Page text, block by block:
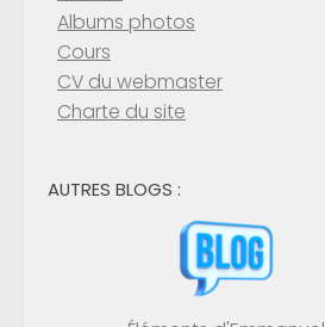
Albums photos
Cours
CV du webmaster
Charte du site
AUTRES BLOGS :